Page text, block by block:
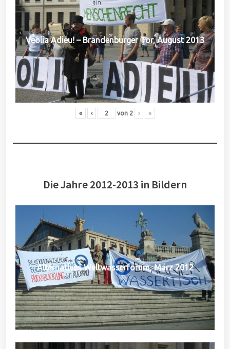
Veolia Adieu! – Brandenburger Tor, August 2013
« ‹ von 2 › »
Die Jahre 2012-2013 in Bildern
Alternatives Weltwasserforum, März 2012